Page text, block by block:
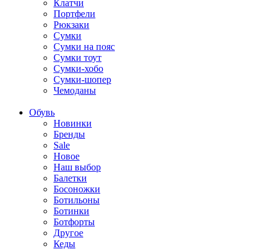
Клатчи
Портфели
Рюкзаки
Сумки
Сумки на пояс
Сумки тоут
Сумки-хобо
Сумки-шопер
Чемоданы
Обувь
Новинки
Бренды
Sale
Новое
Наш выбор
Балетки
Босоножки
Ботильоны
Ботинки
Ботфорты
Другое
Кеды